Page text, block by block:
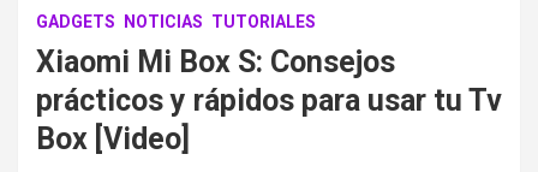
GADGETS NOTICIAS TUTORIALES
Xiaomi Mi Box S: Consejos
prácticos y rápidos para usar tu Tv
Box [Video]